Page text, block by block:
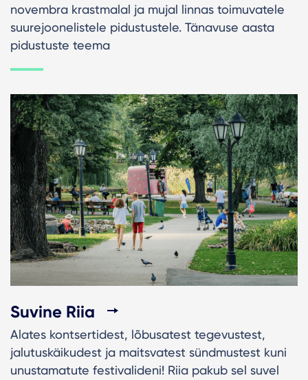
novembra krastmalal ja mujal linnas toimuvatele
suurejoonelistele pidustustele. Tänavuse aasta
pidustuste teema
Suvine Riia
Alates kontsertidest, lõbusatest tegevustest,
jalutuskäikudest ja maitsvatest sündmustest kuni
unustamatute festivalideni! Riia pakub sel suvel